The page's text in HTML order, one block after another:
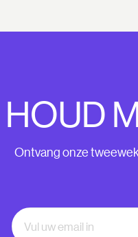
HOUD
Ontvang onze